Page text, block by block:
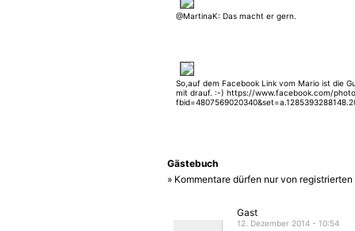
@MartinaK: Das macht er gern.
So,auf dem Facebook Link vom Mario ist die
mit drauf. :-) https://www.facebook.com/
Gästebuch
» Kommentare dürfen nur von
Gast
12. Dezember 2014 - 10:54